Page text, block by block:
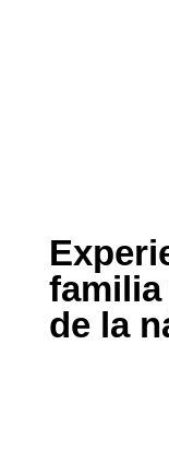
de la